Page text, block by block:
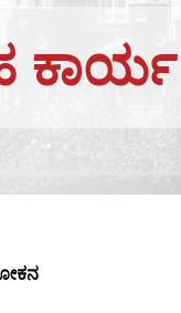
ಕಾರ್ಯ